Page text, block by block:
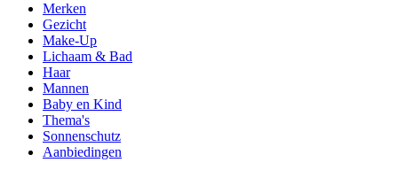
Merken
Gezicht
Make-Up
Lichaam & Bad
Haar
Mannen
Baby en Kind
Thema's
Sonnenschutz
Aanbiedingen